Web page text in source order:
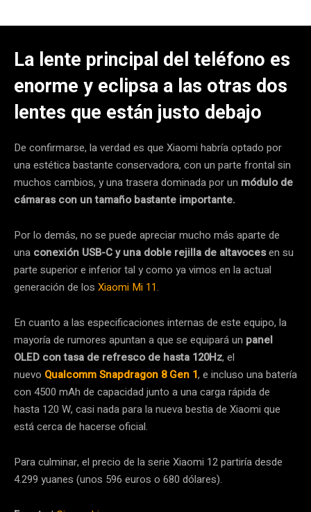
La lente principal del teléfono es
enorme y eclipsa a las otras dos
lentes que están justo debajo
De confirmarse, la verdad es que Xiaomi habría optado por
una estética bastante conservadora, con un parte frontal sin
muchos cambios, y una trasera dominada por un módulo de
cámaras con un tamaño bastante importante.
Por lo demás, no se puede apreciar mucho más aparte de
una conexión USB-C y una doble rejilla de altavocesen su
parte superior e inferior tal y como ya vimos en la actual
generación de los Xiaomi Mi 11.
En cuanto a las especificaciones internas de este equipo, la
mayoría de rumores apuntan a que se equipará un panel
OLED con tasa de refresco de hasta 120Hz, el
nuevo Qualcomm Snapdragon 8 Gen 1, e incluso una batería
con 4500 mAh de capacidad junto a una carga rápida de
hasta 120 W, casi nada para la nueva bestia de Xiaomi que
está cerca de hacerse oficial.
Para culminar, el precio de la serie Xiaomi 12 partiría desde
4.299 yuanes (unos 596 euros o 680 dólares).